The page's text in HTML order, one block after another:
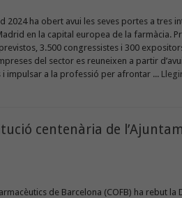
2024 ha obert avui les seves portes a tres
en la capital europea de la farmàcia.
3.500 congressistes i 300
del sector es reuneixen a partir
i impulsar a la professió per afrontar ...
centenària de
de Barcelona (COFB) ha rebut la